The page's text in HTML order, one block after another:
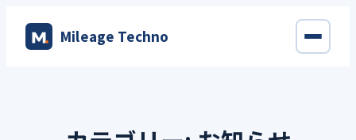
Mileage Techno